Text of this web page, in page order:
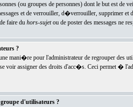
(ou groupes de personnes) dont le but est de
et de verrouiller, d�verrouiller, supprimer
faire du hors-sujetou de poster des messages ne
?
mani�re pour l'administrateur de regrouper des
se voir assigner des droits d'acc�s. Ceci permet
d'utilisateurs ?